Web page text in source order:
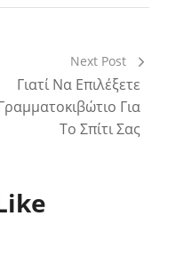
Next Post
Γιατί Να Επιλέξετε
Για
Το Σπίτι Σας